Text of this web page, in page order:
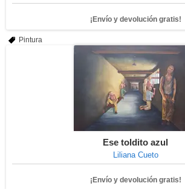
¡Envío y devolución gratis!
Pintura
Ese toldito azul
Liliana Cueto
¡Envío y devolución gratis!